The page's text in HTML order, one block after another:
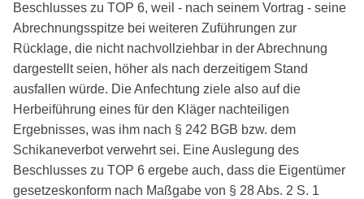
Beschlusses zu TOP 6, weil - nach seinem Vortrag - seine
Abrechnungsspitze bei weiteren Zuführungen zur
Rücklage, die nicht nachvollziehbar in der Abrechnung
dargestellt seien, höher als nach derzeitigem Stand
ausfallen würde. Die Anfechtung ziele also auf die
Herbeiführung eines für den Kläger nachteiligen
Ergebnisses, was ihm nach § 242 BGB bzw. dem
Schikaneverbot verwehrt sei. Eine Auslegung des
Beschlusses zu TOP 6 ergebe auch, dass die Eigentümer
gesetzeskonform nach Maßgabe von § 28 Abs. 2 S. 1